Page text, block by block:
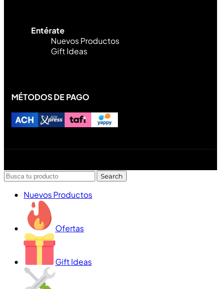
Entérate
Nuevos Productos
Gift Ideas
MÉTODOS DE PAGO
Search
Nuevos Productos
Ofertas
Gift Ideas